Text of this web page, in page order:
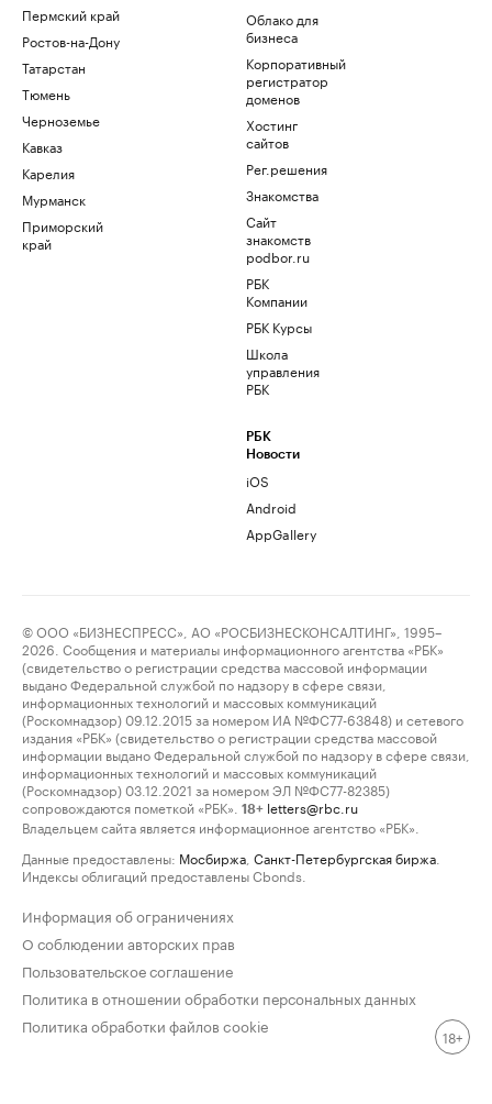
Пермский край
Ростов-на-Дону
Татарстан
Тюмень
Черноземье
Кавказ
Карелия
Мурманск
Приморский
край
Облако для
бизнеса
Корпоративный
регистратор
доменов
Хостинг
сайтов
Рег.решения
Знакомства
Сайт
знакомств
podbor.ru
РБК
Компании
РБК Курсы
Школа
управления
РБК
РБК
Новости
iOS
Android
AppGallery
© ООО «БИЗНЕСПРЕСС», АО «РОСБИЗНЕСКОНСАЛТИНГ», 1995–
2026. Сообщения и материалы информационного агентства «РБК»
(свидетельство о регистрации средства массовой информации
выдано Федеральной службой по надзору в сфере связи,
информационных технологий и массовых коммуникаций
(Роскомнадзор) 09.12.2015 за номером ИА №ФС77-63848) и сетевого
издания «РБК» (свидетельство о регистрации средства массовой
информации выдано Федеральной службой по надзору в сфере связи,
информационных технологий и массовых коммуникаций
(Роскомнадзор) 03.12.2021 за номером ЭЛ №ФС77-82385)
сопровождаются пометкой «РБК».
18+ letters@rbc.ru
Владельцем сайта является информационное агентство «РБК».
Данные предоставлены: Мосбиржа Санкт-Петербургская биржа
Индексы облигаций предоставлены Cbonds.
Информация об ограничениях
О соблюдении авторских прав
Пользовательское соглашение
Политика в отношении обработки персональных данных
Политика обработки файлов cookie
18+